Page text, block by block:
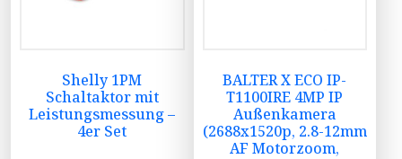
Shelly 1PM
Schaltaktor mit
Leistungsmessung –
4er Set
BALTER X ECO IP-
T1100IRE 4MP IP
Außenkamera
(2688x1520p, 2.8-12mm
AF Motorzoom,